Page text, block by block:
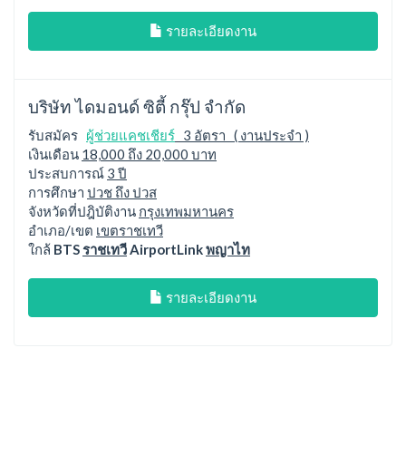
รายละเอียดงาน
บริษัท ไดมอนด์ ซิตี้ กรุ๊ป จำกัด
รับสมัคร ผู้ช่วยแคชเชียร์ 3 อัตรา ( งานประจำ )
เงินเดือน 18,000 ถึง 20,000 บาท
ประสบการณ์ 3 ปี
การศึกษา ปวช ถึง ปวส
จังหวัดที่ปฎิบัติงาน กรุงเทพมหานคร
อำเภอ/เขต เขตราชเทวี
ใกล้ BTSราชเทวีAirportLinkพญาไท
รายละเอียดงาน